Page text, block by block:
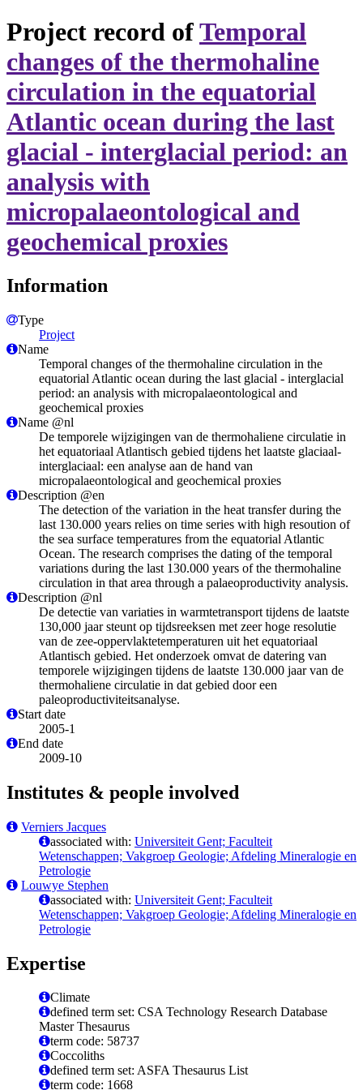
Project record ofTemporal
changes of the thermohaline
circulation in the equatorial
Atlantic ocean during the last
glacial - interglacial period: an
analysis with
micropalaeontological and
geochemical proxies
Information
Type
Project
Name
Temporal changes of the thermohaline circulation in the
equatorial Atlantic ocean during the last glacial - interglacial
period: an analysis with micropalaeontological and
geochemical proxies
Name @nl
De temporele wijzigingen van de thermohaliene circulatie in
het equatoriaal Atlantisch gebied tijdens het laatste glaciaal-
interglaciaal: een analyse aan de hand van
micropalaeontological and geochemical proxies
Description @en
The detection of the variation in the heat transfer during the
last 130.000 years relies on time series with high resoution of
the sea surface temperatures from the equatorial Atlantic
Ocean. The research comprises the dating of the temporal
variations during the last 130.000 years of the thermohaline
circulation in that area through a palaeoproductivity analysis.
Description @nl
De detectie van variaties in warmtetransport tijdens de laatste
130,000 jaar steunt op tijdsreeksen met zeer hoge resolutie
van de zee-oppervlaktetemperaturen uit het equatoriaal
Atlantisch gebied. Het onderzoek omvat de datering van
temporele wijzigingen tijdens de laatste 130.000 jaar van de
thermohaliene circulatie in dat gebied door een
paleoproductiviteitsanalyse.
Start date
2005-1
End date
2009-10
Institutes & people involved
Verniers Jacques
associated with: Universiteit Gent; Faculteit
Wetenschappen; Vakgroep Geologie; Afdeling Mineralogie en
Petrologie
Louwye Stephen
associated with: Universiteit Gent; Faculteit
Wetenschappen; Vakgroep Geologie; Afdeling Mineralogie en
Petrologie
Expertise
Climate
defined term set: CSA Technology Research Database
Master Thesaurus
term code: 58737
Coccoliths
defined term set: ASFA Thesaurus List
term code: 1668